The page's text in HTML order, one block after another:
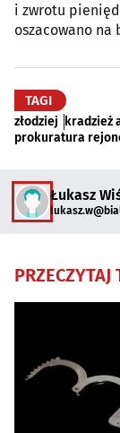
i zwrotu
oszacowano na
TAGI
złodziej kradzież
prokuratura
Łukasz
PRZECZYTAJ